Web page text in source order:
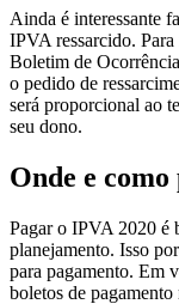
Ainda é interessante
IPVA ressarcido.
Boletim de
o pedido de
será proporcional ao
seu dono.
Onde e
Pagar o IPVA 2020 é
planejamento. Isso
para pagamento. Em
boletos de